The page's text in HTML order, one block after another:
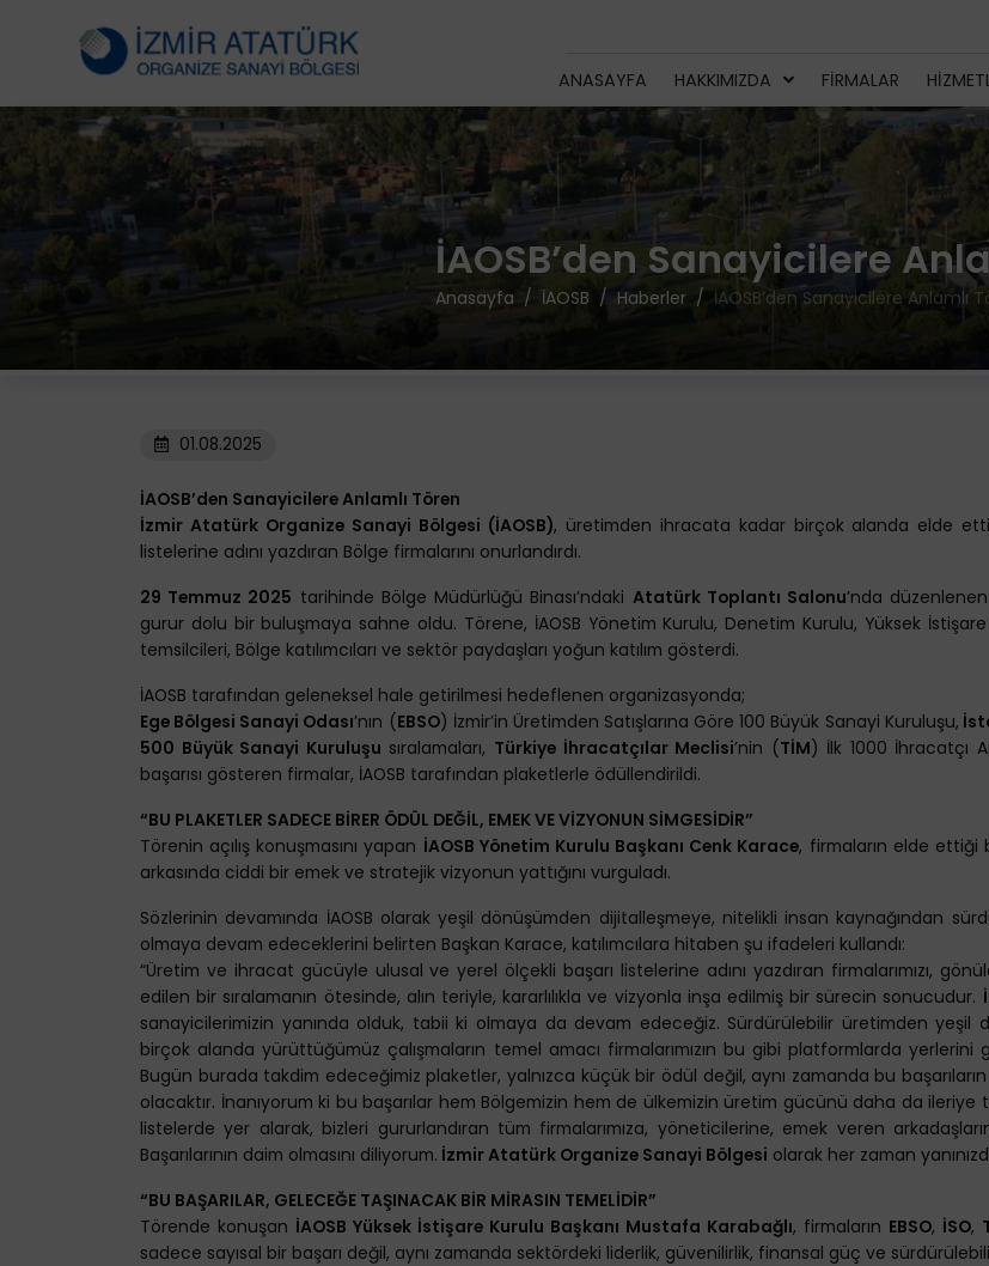
ANASAYFA HAKKIMIZDA FIRMALAR
İAOSB’den Sanayicilere
Anasayfa İAOSB Haberler İAOSB’den Sanayicilere Anlamlı
01.08.2025
İAOSB’den Sanayicilere Anlamlı Tören
İzmir Atatürk Organize Sanayi Bölgesi (İAOSB), üretimden ihracata kadar birçok alanda elde
listelerine adını yazdıran Bölge firmalarını onurlandırdı.
29 Temmuz 2025 tarihinde Bölge Müdürlüğü Binası’ndaki Atatürk Toplantı Salonu’nda
gurur dolu bir buluşmaya sahne oldu. Törene, İAOSB Yönetim Kurulu, Denetim Kurulu, Yüksek
temsilcileri, Bölge katılımcıları ve sektör paydaşları yoğun katılım gösterdi.
İAOSB tarafından geleneksel hale getirilmesi hedeflenen organizasyonda;
Ege Bölgesi Sanayi Odası’nın (EBSO) İzmir’in Üretimden Satışlarına Göre 100 Büyük Sanayi Kuruluşu,
500 Büyük Sanayi Kuruluşu sıralamaları, Türkiye İhracatçılar Meclisi’nin (TİM) İlk 1000 İhracatçı
başarısı gösteren firmalar, İAOSB tarafından plaketlerle ödüllendirildi.
“BU PLAKETLER SADECE BİRER ÖDÜL DEĞİL, EMEK VE VİZYONUN SİMGESİDİR”
Törenin açılış konuşmasını yapan İAOSB Yönetim Kurulu Başkanı Cenk Karace, firmaların elde ettiği
arkasında ciddi bir emek ve stratejik vizyonun yattığını vurguladı.
Sözlerinin devamında İAOSB olarak yeşil dönüşümden dijitalleşmeye, nitelikli insan kaynağından
olmaya devam edeceklerini belirten Başkan Karace, katılımcılara hitaben şu ifadeleri kullandı:
“Üretim ve ihracat gücüyle ulusal ve yerel ölçekli başarı listelerine adını yazdıran firmalarımızı,
edilen bir sıralamanın ötesinde, alın teriyle, kararlılıkla ve vizyonla inşa edilmiş bir sürecin sonucudur.
sanayicilerimizin yanında olduk, tabii ki olmaya da devam edeceğiz. Sürdürülebilir üretimden yeşil
birçok alanda yürüttüğümüz çalışmaların temel amacı firmalarımızın bu gibi platformlarda
Bugün burada takdim edeceğimiz plaketler, yalnızca küçük bir ödül değil, aynı zamanda bu
olacaktır. İnanıyorum ki bu başarılar hem Bölgemizin hem de ülkemizin üretim gücünü daha da ileriye
listelerde yer alarak, bizleri gururlandıran tüm firmalarımıza, yöneticilerine, emek veren
Başarılarının daim olmasını diliyorum. İzmir Atatürk Organize Sanayi Bölgesi olarak her zaman
“BU BAŞARILAR, GELECEĞE TAŞINACAK BİR MİRASIN TEMELİDİR”
Törende konuşan İAOSB Yüksek İstişare Kurulu Başkanı Mustafa Karabağlı, firmaların EBSO, İSO,
sadece sayısal bir başarı değil, aynı zamanda sektördeki liderlik, güvenilirlik, finansal güç ve